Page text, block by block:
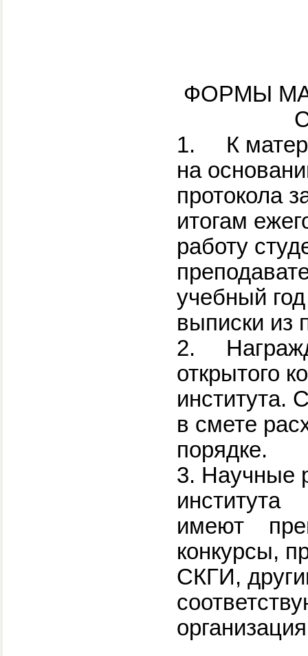
ФОРМЫ
1.
К
на
протокола
итогам
работу
учебный
выписки из
2.
открытого
института.
в смете
порядке.
3. Научные
института
имеют
конкурсы,
СКГИ,